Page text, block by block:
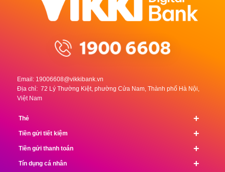
Email: 19006608@vikkibank.vn
Địa chỉ: 72 Lý Thường Kiệt, phường Cửa Nam, Thành phố Hà Nội,
Việt Nam
+
Thẻ
+
Tiền gửi tiết kiệm
+
Tiền gửi thanh toán
+
Tín dụng cá nhân